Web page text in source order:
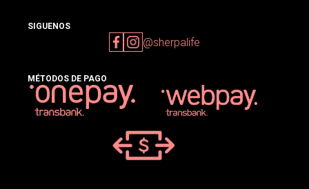
SIGUENOS
@sherpalife
MÉTODOS DE PAGO